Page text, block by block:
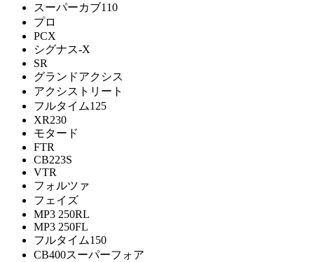
スーパーカブ110
プロ
PCX
シグナス-X
SR
グランドアクシス
アクシストリート
フルタイム125
XR230
モタード
FTR
CB223S
VTR
フォルツァ
フェイズ
MP3 250RL
MP3 250FL
フルタイム150
CB400スーパーフォア